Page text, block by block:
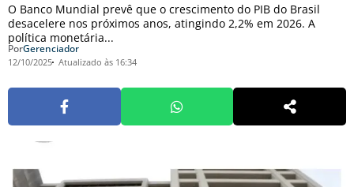
O Banco Mundial prevê que o crescimento do PIB do Brasil
desacelere nos próximos anos, atingindo 2,2% em 2026. A
política monetária...
PorGerenciador
12/10/2025 Atualizado às 16:34